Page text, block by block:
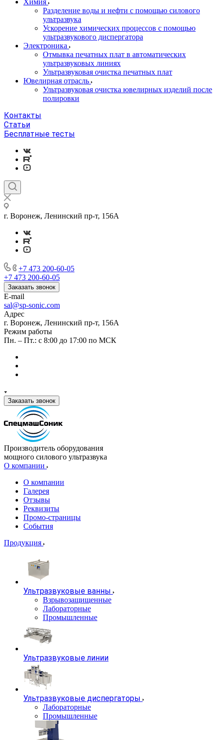
Химия
Разделение воды и нефти с помощью силового
ультразвука
Ускорение химических процессов с помощью
ультразвукового диспергатора
Электроника
Отмывка печатных плат в автоматических
ультразвуковых линиях
Ультразвуковая очистка печатных плат
Ювелирная отрасль
Ультразвуковая очистка ювелирных изделий после
полировки
Контакты
Статьи
Бесплатные тесты
г. Воронеж, Ленинский пр-т, 156А
+7 473 200-60-05
+7 473 200-60-05
Заказать звонок
E-mail
sal@sp-sonic.com
Адрес
г. Воронеж, Ленинский пр-т, 156А
Режим работы
Пн. – Пт.: с 8:00 до 17:00 по МСК
Заказать звонок
Производитель оборудования
мощного силового ультразвука
О компании
О компании
Галерея
Отзывы
Реквизиты
Промо-страницы
События
Продукция
Ультразвуковые ванны
Взрывозащищенные
Лабораторные
Промышленные
Ультразвуковые линии
Ультразвуковые диспергаторы
Лабораторные
Промышленные